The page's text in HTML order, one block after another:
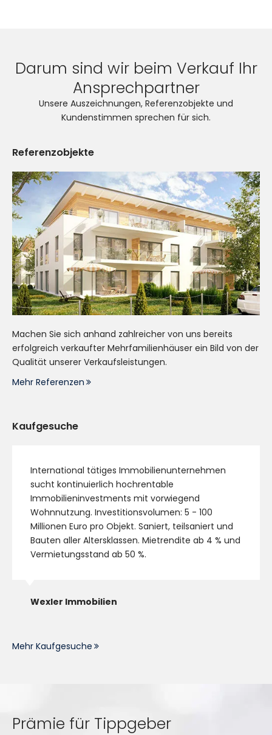
Darum sind wir beim Verkauf Ihr
Ansprechpartner
Unsere Auszeichnungen, Referenzobjekte und
Kundenstimmen sprechen für sich.
Referenzobjekte
Machen Sie sich anhand zahlreicher von uns bereits
erfolgreich verkaufter Mehrfamilienhäuser ein Bild von der
Qualität unserer Verkaufsleistungen.
Mehr Referenzen
Kaufgesuche
International tätiges Immobilienunternehmen
sucht kontinuierlich hochrentable
Immobilieninvestments mit vorwiegend
Wohnnutzung. Investitionsvolumen: 5 - 100
Millionen Euro pro Objekt. Saniert, teilsaniert und
Bauten aller Altersklassen. Mietrendite ab 4 % und
Vermietungsstand ab 50 %.
Wexler Immobilien
Mehr Kaufgesuche
Prämie für Tippgeber